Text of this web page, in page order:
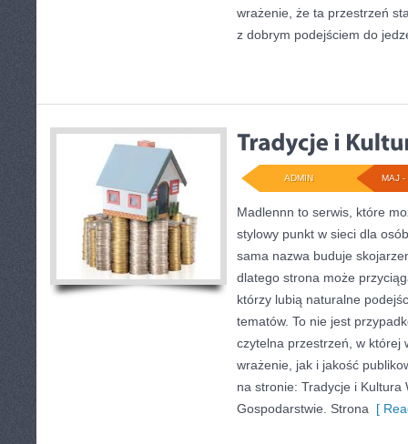
wrażenie, że ta przestrzeń
z dobrym podejściem do
MAJ -
ADMIN
Madlennn to serwis, które
stylowy punkt w sieci dla
sama nazwa buduje
dlatego strona może
którzy lubią naturalne
tematów. To nie jest
czytelna przestrzeń, w której
wrażenie, jak i jakość
na stronie: Tradycje i Kultura
Gospodarstwie. Strona [